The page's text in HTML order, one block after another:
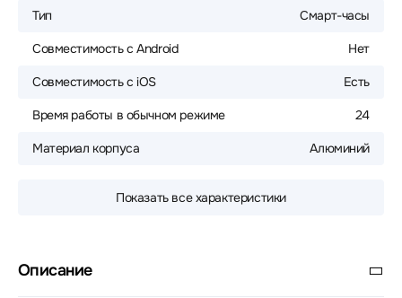
Тип Смарт-часы
Совместимость с Android Нет
Совместимость с iOS Есть
Время работы в обычном режиме 24
Материал корпуса Алюминий
Показать все характеристики
Описание